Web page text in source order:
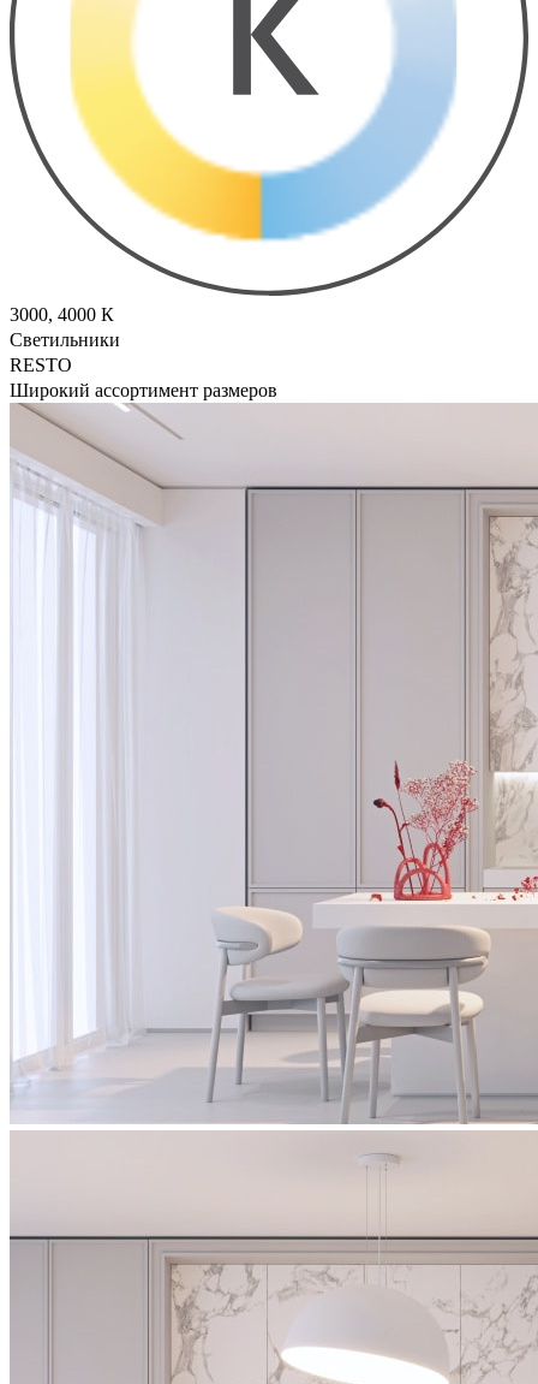
3000, 4000 К
Светильники
RESTO
Широкий ассортимент размеров